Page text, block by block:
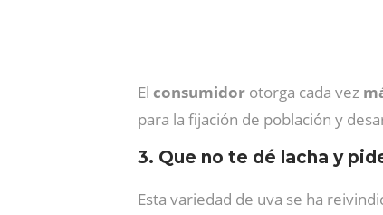
El consumidor otorga cada vez
para la fijación de población y
3. Que no te dé lacha y
Esta variedad de uva se ha